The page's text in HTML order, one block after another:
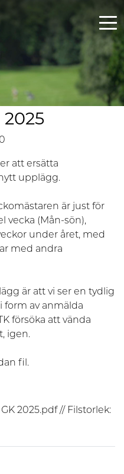
att ersätta
upplägg.
är just för
vecka (Mån-sön),
under året, med
med andra
är att vi ser en tydlig
form av anmälda
försöka att vända
igen.
fil.
2025.pdf // Filstorlek: